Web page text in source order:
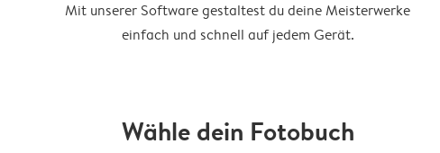
Mit unserer Software gestaltest du deine Meisterwerke
einfach und schnell auf jedem Gerät.
Wähle dein Fotobuch